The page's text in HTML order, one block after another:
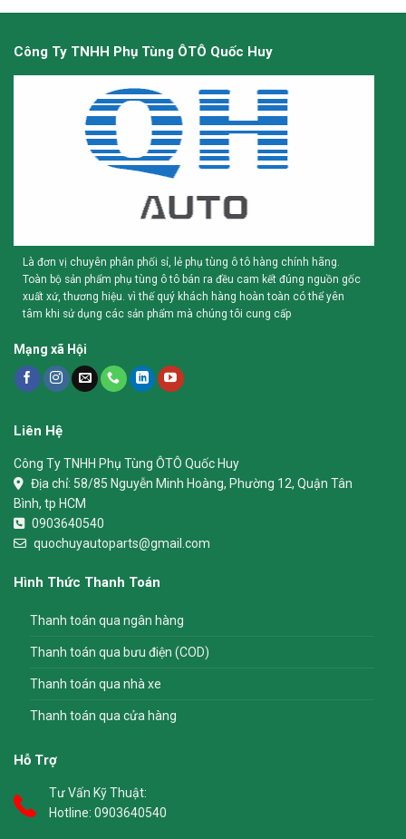
Công Ty TNHH Phụ Tùng ÔTÔ Quốc Huy
Là đơn vị chuyên phân phối sỉ, lẻ phụ tùng ô tô hàng chính hãng.
Toàn bộ sản phẩm phụ tùng ô tô bán ra đều cam kết đúng nguồn gốc
xuất xứ, thương hiệu. vì thế quý khách hàng hoàn toàn có thể yên
tâm khi sử dụng các sản phẩm mà chúng tôi cung cấp
Mạng xã Hội
Liên Hệ
Công Ty TNHH Phụ Tùng ÔTÔ Quốc Huy
Địa chỉ: 58/85 Nguyễn Minh Hoàng, Phường 12, Quận Tân
Bình, tp HCM
0903640540
quochuyautoparts@gmail.com
Hình Thức Thanh Toán
Thanh toán qua ngân hàng
Thanh toán qua bưu điện (COD)
Thanh toán qua nhà xe
Thanh toán qua cửa hàng
Hỗ Trợ
Tư Vấn Kỹ Thuật:
Hotline: 0903640540